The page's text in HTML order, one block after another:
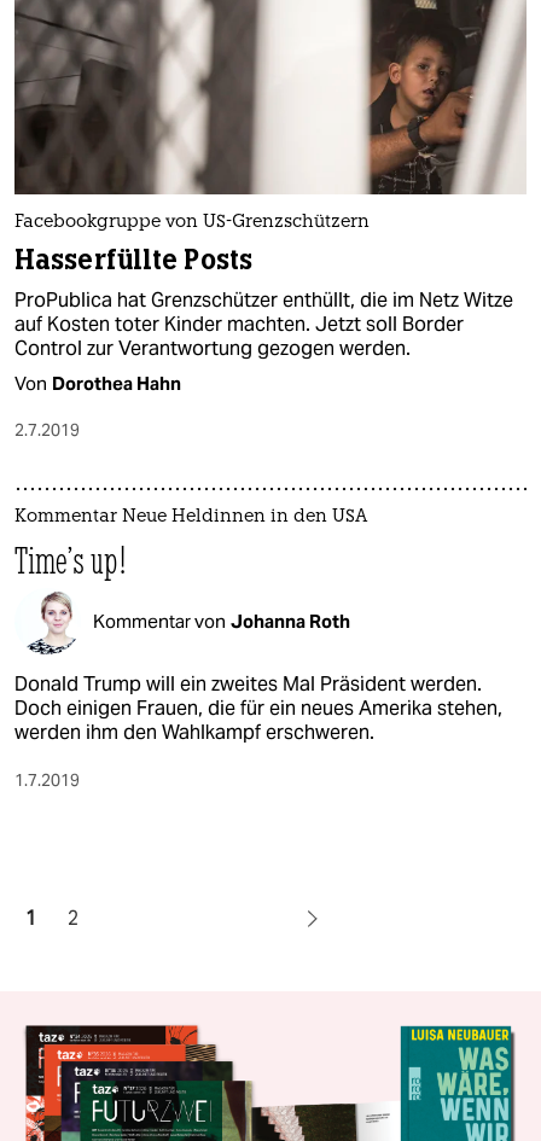
Facebookgruppe von US-Grenzschützern
Hasserfüllte Posts
ProPublica hat Grenzschützer enthüllt, die im Netz Witze
auf Kosten toter Kinder machten. Jetzt soll Border
Control zur Verantwortung gezogen werden.
Von Dorothea Hahn
2.7.2019
Kommentar Neue Heldinnen in den USA
Time’s up!
Kommentar von Johanna Roth
Donald Trump will ein zweites Mal Präsident werden.
Doch einigen Frauen, die für ein neues Amerika stehen,
werden ihm den Wahlkampf erschweren.
1.7.2019
1 2